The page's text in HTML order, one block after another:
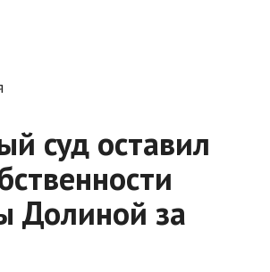
суд оставил
Долиной за